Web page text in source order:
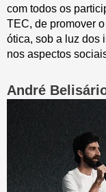
com todos os
TEC, de promover
ótica, sob a luz dos
nos aspectos
André